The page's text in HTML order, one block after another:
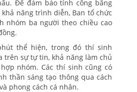
Để đảm bảo tính công bằng
năng trình diễn, Ban tổ chức
nhóm ba người theo chiều cao
thể hiện, trong đó thí sinh
trên sự tự tin, khả năng làm chủ
nhóm. Các thí sinh cũng có
thần sáng tạo thông qua cách
phong cách cá nhân.